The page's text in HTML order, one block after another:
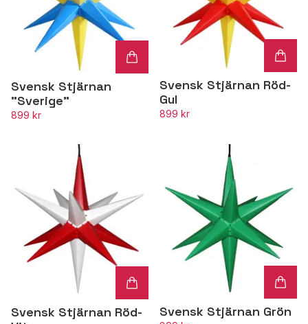
Svensk Stjärnan
"Sverige"
899 kr
Svensk Stjärnan Röd-
Gul
899 kr
Svensk Stjärnan Röd-
Svensk Stjärnan Grön